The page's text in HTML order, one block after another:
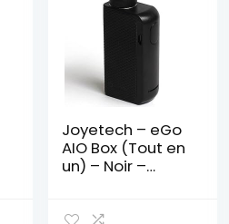
Joyetech – eGo
AIO Box (Tout en
un) – Noir –